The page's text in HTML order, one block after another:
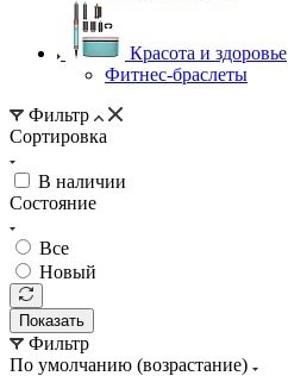
Красота и здоровье
Фитнес-браслеты
Фильтр
Сортировка
В наличии
Состояние
Все
Новый
Показать
Фильтр
По умолчанию (возрастание)